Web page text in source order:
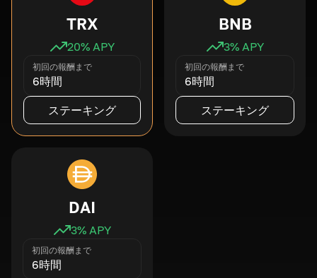
TRX
20% APY
初回の報酬まで
6時間
ステーキング
BNB
3% APY
初回の報酬まで
6時間
ステーキング
DAI
3% APY
初回の報酬まで
6時間